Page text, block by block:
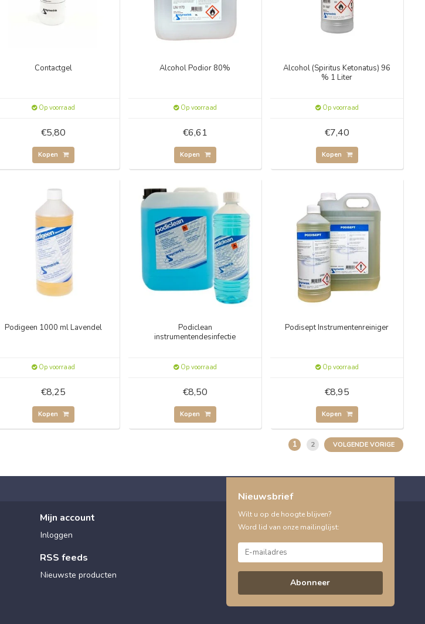
Contactgel
Op voorraad
€5,80
Kopen
Alcohol Podior 80%
Op voorraad
€6,61
Kopen
Alcohol (Spiritus Ketonatus) 96
% 1 Liter
Op voorraad
€7,40
Kopen
Podigeen 1000 ml Lavendel
Op voorraad
€8,25
Kopen
Podiclean
instrumentendesinfectie
Op voorraad
€8,50
Kopen
Podisept Instrumentenreiniger
Op voorraad
€8,95
Kopen
1 2 VOLGENDE VORIGE
Mijn account
Inloggen
RSS feeds
Nieuwste producten
Nieuwsbrief
Wilt u op de hoogte blijven?
Word lid van onze mailinglijst:
Abonneer